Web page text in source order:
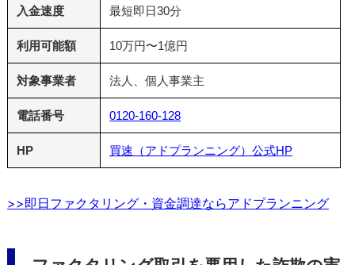
入金速度 最短即日30分
利用可能額 10万円〜1億円
対象事業者 法人、個人事業主
電話番号 0120-160-128
HP 買速（アドプランニング）公式HP
>>即日ファクタリング・資金調達ならアドプランニング